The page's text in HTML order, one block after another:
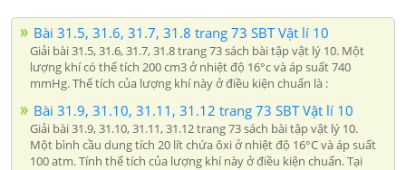
Bài 31.5, 31.6, 31.7, 31.8 trang 73 SBT Vật lí 10
Giải bài 31.5, 31.6, 31.7, 31.8 trang 73 sách bài tập vật lý 10. Một
lượng khí có thể tích 200 cm3 ở nhiệt độ 16°c và áp suất 740
mmHg. Thể tích của lượng khí này ở điều kiện chuẩn là :
Bài 31.9, 31.10, 31.11, 31.12 trang 73 SBT Vật lí 10
Giải bài 31.9, 31.10, 31.11, 31.12 trang 73 sách bài tập vật lý 10.
Một bình cầu dung tích 20 lít chứa ôxi ở nhiệt độ 16°C và áp suất
100 atm. Tính thể tích của lượng khí này ở điều kiện chuẩn. Tại